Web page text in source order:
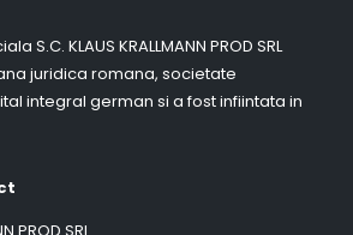
S.C. KLAUS KRALLMANN PROD SRL
juridica romana, societate
integral german si a fost infiintata in